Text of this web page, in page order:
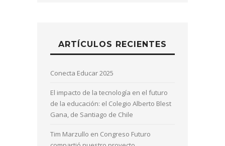
ARTÍCULOS RECIENTES
Conecta Educar 2025
El impacto de la tecnología en el futuro
de la educación: el Colegio Alberto Blest
Gana, de Santiago de Chile
Tim Marzullo en Congreso Futuro